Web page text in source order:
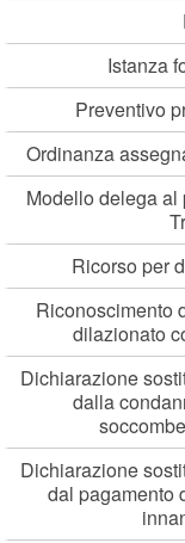
Istanza
Preventivo
Ordinanza
Modello delega
Ricorso per
Riconoscimento
dilazionato
Dichiarazione
dalla
Dichiarazione
dal pagamento